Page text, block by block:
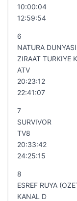
10:00:04
12:59:54
6
NATURA
ZIRAAT TURKIYE
ATV
20:23:12
22:41:07
7
SURVIVOR
TV8
20:33:42
24:25:15
8
ESREF RUYA
KANAL D